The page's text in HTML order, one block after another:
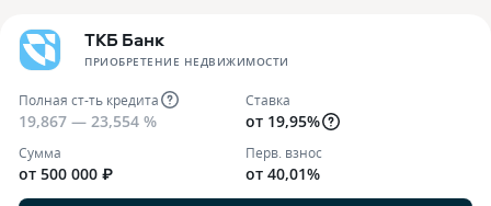
ТКБ Банк
ПРИОБРЕТЕНИЕ НЕДВИЖИМОСТИ
Полная ст-ть кредита
19,867 — 23,554 %
Ставка
от 19,95%
Сумма
от 500 000 ₽
Перв. взнос
от 40,01%